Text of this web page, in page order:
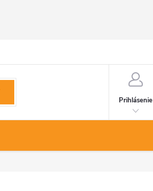
Prihlásenie